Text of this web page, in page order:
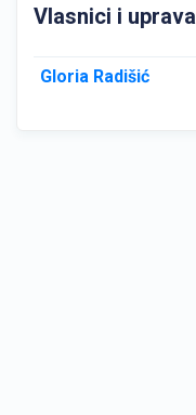
Vlasnici i uprava
Gloria Radišić